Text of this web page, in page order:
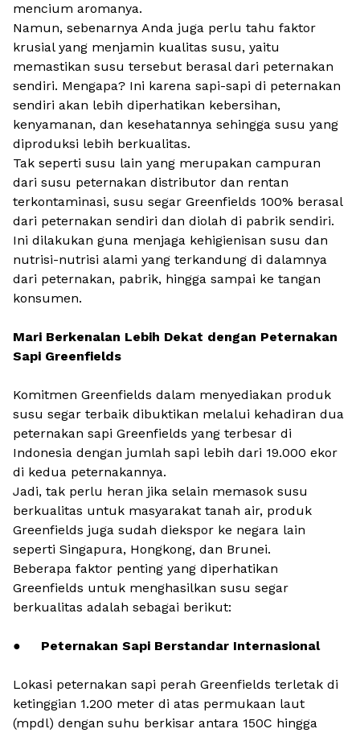
mencium aromanya.
Namun, sebenarnya Anda juga perlu tahu faktor
krusial yang menjamin kualitas susu, yaitu
memastikan susu tersebut berasal dari peternakan
sendiri. Mengapa? Ini karena sapi-sapi di peternakan
sendiri akan lebih diperhatikan kebersihan,
kenyamanan, dan kesehatannya sehingga susu yang
diproduksi lebih berkualitas.
Tak seperti susu lain yang merupakan campuran
dari susu peternakan distributor dan rentan
terkontaminasi, susu segar Greenfields 100% berasal
dari peternakan sendiri dan diolah di pabrik sendiri.
Ini dilakukan guna menjaga kehigienisan susu dan
nutrisi-nutrisi alami yang terkandung di dalamnya
dari peternakan, pabrik, hingga sampai ke tangan
konsumen.
Mari Berkenalan Lebih Dekat dengan Peternakan
Sapi Greenfields
Komitmen Greenfields dalam menyediakan produk
susu segar terbaik dibuktikan melalui kehadiran dua
peternakan sapi Greenfields yang terbesar di
Indonesia dengan jumlah sapi lebih dari 19.000 ekor
di kedua peternakannya.
Jadi, tak perlu heran jika selain memasok susu
berkualitas untuk masyarakat tanah air, produk
Greenfields juga sudah diekspor ke negara lain
seperti Singapura, Hongkong, dan Brunei.
Beberapa faktor penting yang diperhatikan
Greenfields untuk menghasilkan susu segar
berkualitas adalah sebagai berikut:
● Peternakan Sapi Berstandar Internasional
Lokasi peternakan sapi perah Greenfields terletak di
ketinggian 1.200 meter di atas permukaan laut
(mpdl) dengan suhu berkisar antara 150C hingga